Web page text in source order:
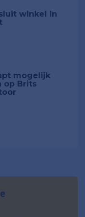
winkel in
mogelijk
op Brits